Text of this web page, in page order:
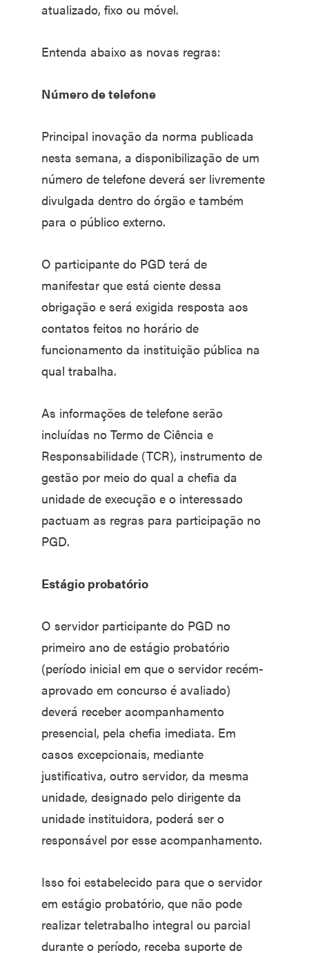
atualizado, fixo ou móvel.
Entenda abaixo as novas regras:
Número de telefone
Principal inovação da norma publicada
nesta semana, a disponibilização de um
número de telefone deverá ser livremente
divulgada dentro do órgão e também
para o público externo.
O participante do PGD terá de
manifestar que está ciente dessa
obrigação e será exigida resposta aos
contatos feitos no horário de
funcionamento da instituição pública na
qual trabalha.
As informações de telefone serão
incluídas no Termo de Ciência e
Responsabilidade (TCR), instrumento de
gestão por meio do qual a chefia da
unidade de execução e o interessado
pactuam as regras para participação no
PGD.
Estágio probatório
O servidor participante do PGD no
primeiro ano de estágio probatório
(período inicial em que o servidor recém-
aprovado em concurso é avaliado)
deverá receber acompanhamento
presencial, pela chefia imediata. Em
casos excepcionais, mediante
justificativa, outro servidor, da mesma
unidade, designado pelo dirigente da
unidade instituidora, poderá ser o
responsável por esse acompanhamento.
Isso foi estabelecido para que o servidor
em estágio probatório, que não pode
realizar teletrabalho integral ou parcial
durante o período, receba suporte de